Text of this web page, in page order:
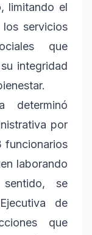
limitando el
servicios
que
integridad
determinó
por
funcionarios
laborando
se
de
que